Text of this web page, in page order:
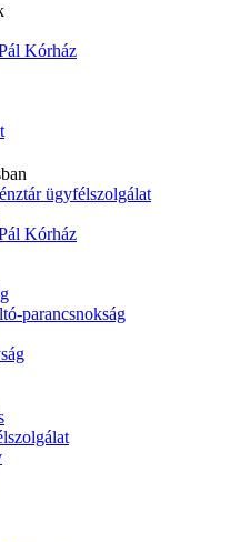
Kórház
ügyfélszolgálat
Kórház
parancsnokság